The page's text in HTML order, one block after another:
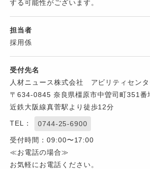
する可能性がございます。
担当者
採用係
受付先名
人材ニュース株式会社 アビリティセンタ
〒634-0845 奈良県橿原市中曽司町351番
近鉄大阪線真菅駅より徒歩12分
TEL： 0744-25-6900
受付時間：09:00〜17:00
≪お電話の場合≫
お気軽にお電話ください。